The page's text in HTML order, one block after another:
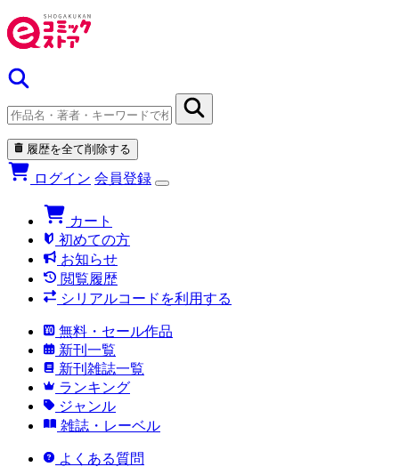
履歴を全て削除する
ログイン 会員登録
カート
初めての方
お知らせ
閲覧履歴
シリアルコードを利用する
無料・セール作品
新刊一覧
新刊雑誌一覧
ランキング
ジャンル
雑誌・レーベル
よくある質問